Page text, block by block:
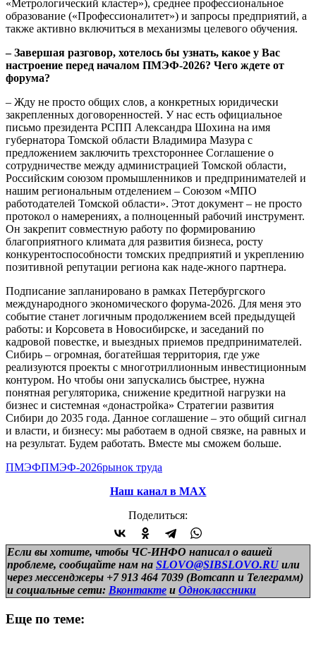
«Метрологический кластер»), среднее профессиональное
образование («Профессионалитет») и запросы предприятий, а
также активно включиться в механизмы целевого обучения.
– Завершая разговор, хотелось бы узнать, какое у Вас
настроение перед началом ПМЭФ-2026? Чего ждете от
форума?
– Жду не просто общих слов, а конкретных юридически
закрепленных договоренностей. У нас есть официальное
письмо президента РСПП Александра Шохина на имя
губернатора Томской области Владимира Мазура с
предложением заключить трехстороннее Соглашение о
сотрудничестве между администрацией Томской области,
Российским союзом промышленников и предпринимателей и
нашим региональным отделением – Союзом «МПО
работодателей Томской области». Этот документ – не просто
протокол о намерениях, а полноценный рабочий инструмент.
Он закрепит совместную работу по формированию
благоприятного климата для развития бизнеса, росту
конкурентоспособности томских предприятий и укреплению
позитивной репутации региона как наде-жного партнера.
Подписание запланировано в рамках Петербургского
международного экономического форума-2026. Для меня это
событие станет логичным продолжением всей предыдущей
работы: и Корсовета в Новосибирске, и заседаний по
кадровой повестке, и выездных приемов предпринимателей.
Сибирь – огромная, богатейшая территория, где уже
реализуются проекты с многотриллионным инвестиционным
контуром. Но чтобы они запускались быстрее, нужна
понятная регуляторика, снижение кредитной нагрузки на
бизнес и системная «донастройка» Стратегии развития
Сибири до 2035 года. Данное соглашение – это общий сигнал
и власти, и бизнесу: мы работаем в одной связке, на равных и
на результат. Будем работать. Вместе мы сможем больше.
ПМЭФПМЭФ-2026рынок труда
Наш канал в МАХ
Поделиться:
Если вы хотите, чтобы ЧС-ИНФО написал о вашей
проблеме, сообщайте нам на SLOVO@SIBSLOVO.RU или
через мессенджеры +7 913 464 7039 (Вотсапп и Телеграмм)
и социальные сети: Вконтакте и Одноклассники
Еще по теме: